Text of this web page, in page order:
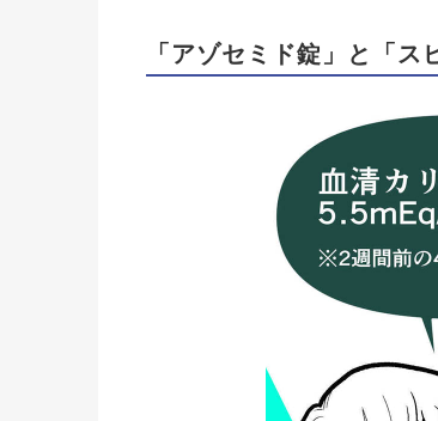
「アゾセミド錠」と「